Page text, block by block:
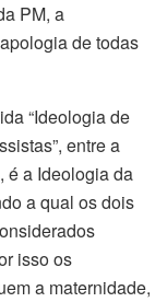
PM, a
de todas
“Ideologia de
entre a
é a Ideologia da
a qual os dois
isso os
a maternidade,